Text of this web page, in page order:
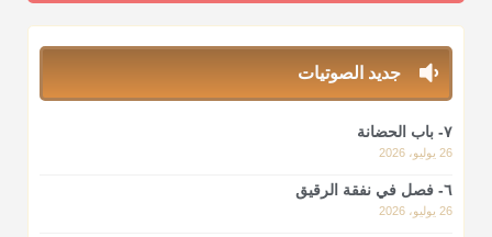
جديد الصوتيات
٧- باب الحضانة
26 يوليو، 2026
٦- فصل في نفقة الرقيق
26 يوليو، 2026